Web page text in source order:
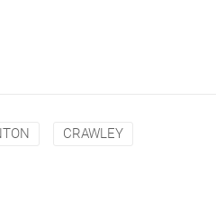
CRAWLEY